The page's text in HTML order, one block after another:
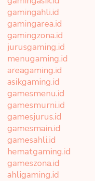
gamingahli.id
gamingarea.id
gamingzona.id
jurusgaming.id
menugaming.id
areagaming.id
asikgaming.id
gamesmenu.id
gamesmurni.id
gamesjurus.id
gamesmain.id
gamesahli.id
hematgaming.id
gameszona.id
ahligaming.id